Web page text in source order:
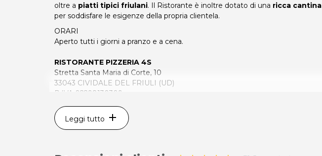
oltre a piatti tipici friulani. Il Ristorante è inoltre dotato di una ricca cantina
per soddisfare le esigenze della propria clientela.
ORARI
Aperto tutti i giorni a pranzo e a cena.
RISTORANTE PIZZERIA 4S
Stretta Santa Maria di Corte, 10
33043 CIVIDALE DEL FRIULI (UD)
P.IVA 02298130309
Leggi tutto add